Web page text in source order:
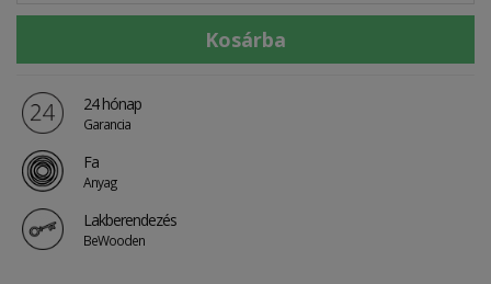
24 hónap
Garancia
Fa
Anyag
Lakberendezés
BeWooden